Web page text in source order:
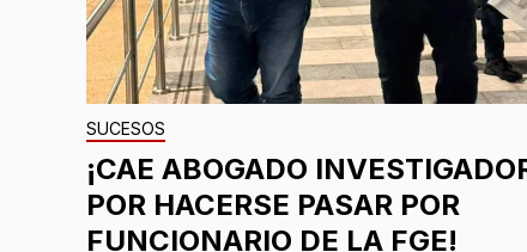
SUCESOS
¡CAE ABOGADO
POR HACERSE PASAR POR
FUNCIONARIO DE LA FGE!